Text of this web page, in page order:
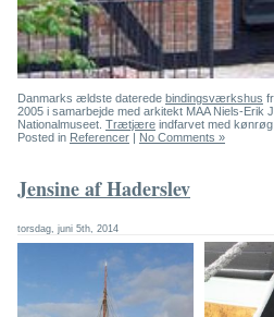
Danmarks ældste daterede bindingsværkshus
2005 i samarbejde med arkitekt MAA Niels-Erik
Nationalmuseet. Trætjære indfarvet med
Posted in Referencer | No Comments »
Jensine af Haderslev
torsdag, juni 5th, 2014